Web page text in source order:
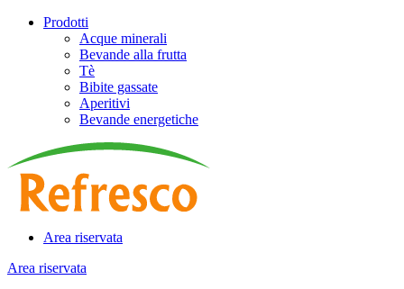
Prodotti
Acque minerali
Bevande alla frutta
Tè
Bibite gassate
Aperitivi
Bevande energetiche
Area riservata
Area riservata